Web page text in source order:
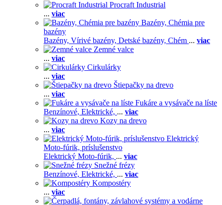
Procraft Industrial
... viac
Bazény, Chémia pre
bazény
Bazény, Vírivé bazény, Detské bazény, Chém ... viac
Zemné valce
... viac
Cirkulárky
... viac
Štiepačky na drevo
... viac
Fukáre a vysávače na líste
Benzínové, Elektrické, ... viac
Kozy na drevo
... viac
Elektrický
Moto-fúrik, príslušenstvo
Elektrický Moto-fúrik, ... viac
Snežné frézy
Benzínové, Elektrické, ... viac
Kompostéry
... viac